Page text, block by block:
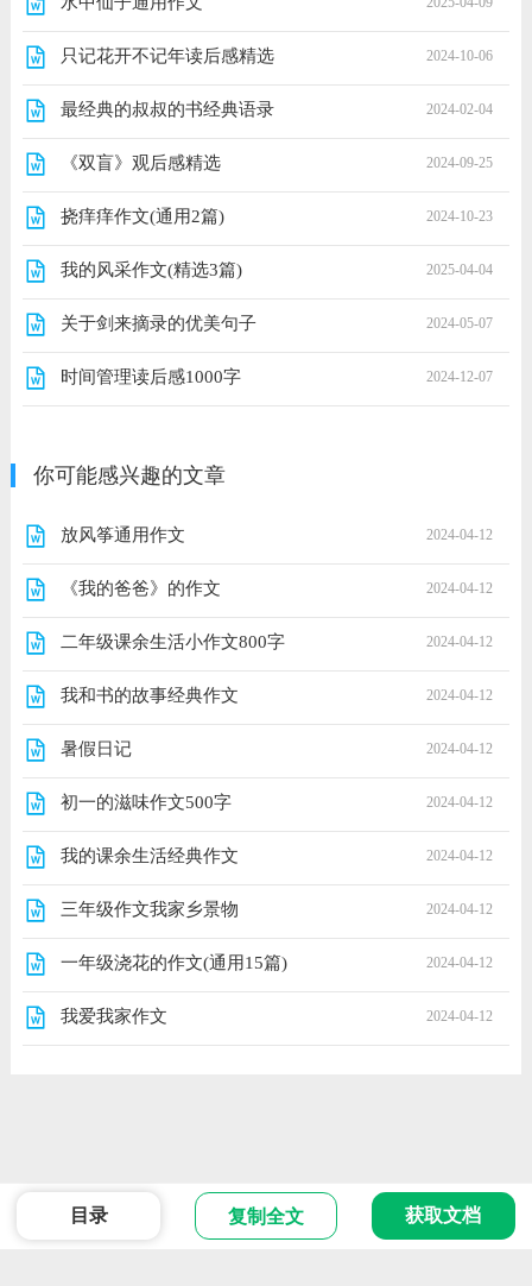
只记花开不记年读后感精选 2024-10-06
最经典的叔叔的书经典语录 2024-02-04
《双盲》观后感精选 2024-09-25
挠痒痒作文(通用2篇) 2024-10-23
我的风采作文(精选3篇) 2025-04-04
关于剑来摘录的优美句子 2024-05-07
时间管理读后感1000字 2024-12-07
你可能感兴趣的文章
放风筝通用作文 2024-04-12
《我的爸爸》的作文 2024-04-12
二年级课余生活小作文800字 2024-04-12
我和书的故事经典作文 2024-04-12
暑假日记 2024-04-12
初一的滋味作文500字 2024-04-12
我的课余生活经典作文 2024-04-12
三年级作文我家乡景物 2024-04-12
一年级浇花的作文(通用15篇) 2024-04-12
我爱我家作文 2024-04-12
目录 复制全文 获取文档